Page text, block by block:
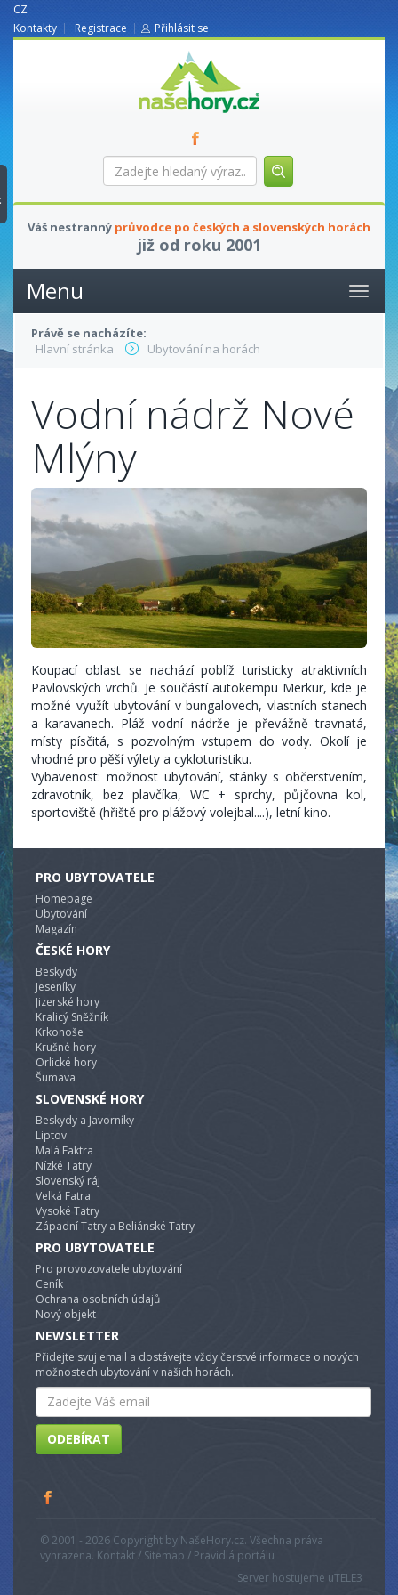
CZ
Kontakty
Registrace Přihlásit se
nasehory.cz
Zadejte
hledaný
Váš nestranný průvodce po českých a slovenských horách
již od roku 2001
Menu
Právě se nacházíte:
Hlavní stránka
Ubytování na horách
Vodní nádrž Nové
Mlýny
Koupací oblast se nachází poblíž turisticky atraktivních
Pavlovských vrchů. Je součástí autokempu Merkur, kde je
možné využít ubytování v bungalovech, vlastních stanech
a karavanech. Pláž vodní nádrže je převážně travnatá,
místy písčitá, s pozvolným vstupem do vody. Okolí je
vhodné pro pěší výlety a cykloturistiku.
Vybavenost: možnost ubytování, stánky s občerstvením,
zdravotník, bez plavčíka, WC + sprchy, půjčovna kol,
sportoviště (hřiště pro plážový volejbal....), letní kino.
PRO UBYTOVATELE
Homepage
Ubytování
Magazín
ČESKÉ HORY
Beskydy
Jeseníky
Jizerské hory
Kralicý Sněžník
Krkonoše
Krušné hory
Orlické hory
Šumava
SLOVENSKÉ HORY
Beskydy a Javorníky
Liptov
Malá Faktra
Nízké Tatry
Slovenský ráj
Velká Fatra
Vysoké Tatry
Západní Tatry a Beliánské Tatry
PRO UBYTOVATELE
Pro provozovatele ubytování
Ceník
Ochrana osobních údajů
Nový objekt
NEWSLETTER
Přidejte svuj email a dostávejte vždy čerstvé informace o nových
možnostech ubytování v našich horách.
Email
ODEBÍRAT
© 2001 - 2026 Copyright by NašeHory.cz. Všechna práva
vyhrazena. Kontakt / Sitemap / Pravidlá portálu
Server hostujeme uTELE3